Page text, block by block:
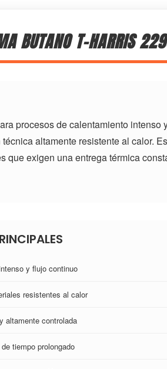
BUTANO T-HARRIS
procesos de calentamiento intenso
altamente resistente al calor.
que exigen una entrega térmica
y flujo continuo
resistentes al calor
altamente controlada
tiempo prolongado